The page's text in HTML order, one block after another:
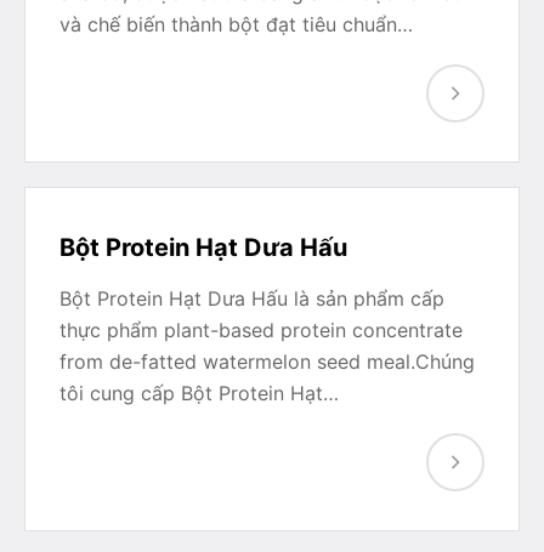
và chế biến thành bột đạt tiêu chuẩn…
Bột Protein Hạt Dưa Hấu
Bột Protein Hạt Dưa Hấu là sản phẩm cấp
thực phẩm plant-based protein concentrate
from de-fatted watermelon seed meal.Chúng
tôi cung cấp Bột Protein Hạt…